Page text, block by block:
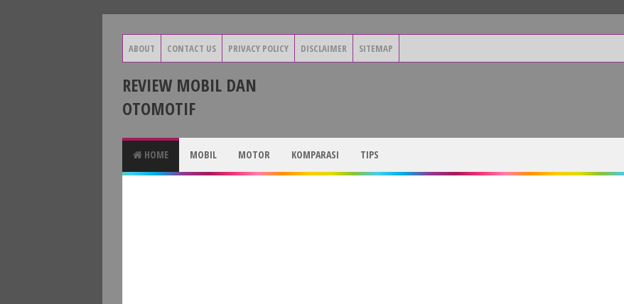
ABOUT CONTACT US PRIVACY POLICY DISCLAIMER SITEMAP
REVIEW MOBIL DAN
OTOMOTIF
HOME MOBIL MOTOR KOMPARASI TIPS